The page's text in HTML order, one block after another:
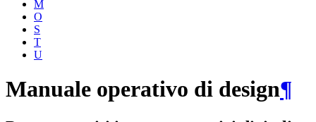
M
O
S
T
U
Manuale operativo di design¶